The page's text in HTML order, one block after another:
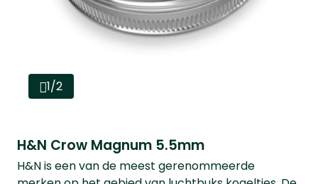
1/2
H&N Crow Magnum 5.5mm
H&N is een van de meest gerenommeerde